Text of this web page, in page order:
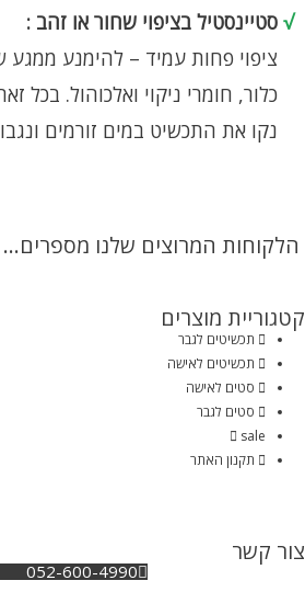
√ סטיינסטיל בציפוי שחור או זהב :
ציפוי פחות עמיד – להימנע ממגע
כלור, חומרי ניקוי ואלכוהול. בכל
נקו את התכשיט במים זורמים
הלקוחות המרוצים שלנו מספרים...
קטגוריית מוצרים
תכשיטים לגבר
תכשיטים לאישה
סטים לאישה
סטים לגבר
sale
תקנון האתר
צור קשר
052-600-4990